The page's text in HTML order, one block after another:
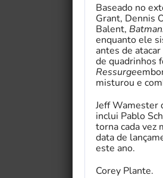
Baseado no
Grant, Dennis
Balent,
enquanto ele
antes de
de quadrinhos
Ressurge
misturou e
Jeff Wamester
inclui Pablo
torna cada vez
data de
este ano.
Corey Plante.